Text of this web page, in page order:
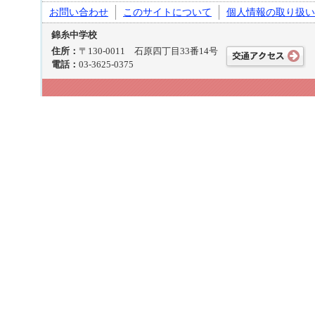
お問い合わせ このサイトについて 個人情報の取り扱い
錦糸中学校
住所： 〒130-0011 石原四丁目33番14号
電話： 03-3625-0375